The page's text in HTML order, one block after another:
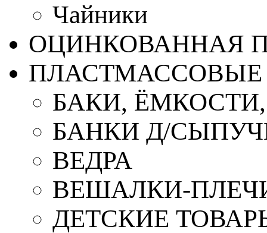
Чайники
ОЦИНКОВАННАЯ
ПЛАСТМАССОВЫЕ
БАКИ,
БАНКИ Д/
ВЕДРА
ВЕШАЛКИ-
ДЕТСКИЕ